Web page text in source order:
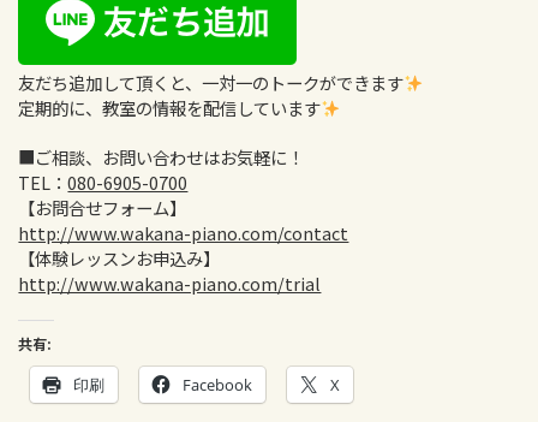
友だち追加して頂くと、一対一のトークができます
定期的に、教室の情報を配信しています
■ご相談、お問い合わせはお気軽に！
TEL：080-6905-0700
【お問合せフォーム】
http://www.wakana-piano.com/contact
【体験レッスンお申込み】
http://www.wakana-piano.com/trial
共有:
印刷 Facebook X